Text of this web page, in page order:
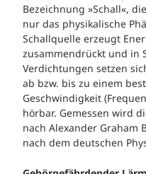
Bezeichnung »Schall«,
nur das physikalische
Schallquelle erzeugt
zusammendrückt und in
Verdichtungen setzen
ab bzw. bis zu einem
Geschwindigkeit
hörbar. Gemessen wird
nach Alexander Graham
nach dem deutschen